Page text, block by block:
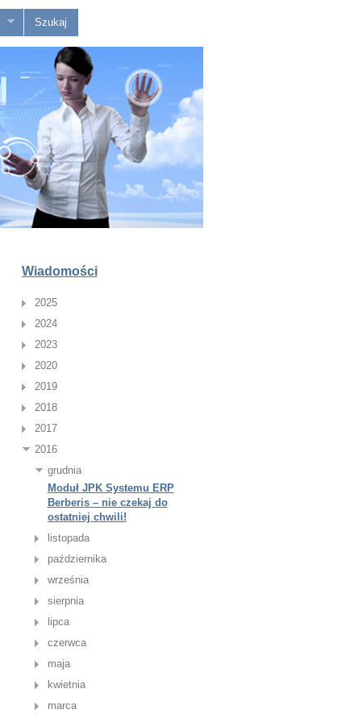
Szukaj
Wiadomości
2025
2024
2023
2020
2019
2018
2017
2016
grudnia
Moduł JPK Systemu ERP
Berberis – nie czekaj do
ostatniej chwili!
listopada
października
września
sierpnia
lipca
czerwca
maja
kwietnia
marca